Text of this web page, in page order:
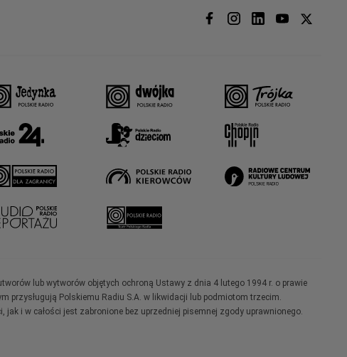
lub wytworów objętych ochroną Ustawy z dnia 4 lutego 1994 r. o prawie
przysługują Polskiemu Radiu S.A. w likwidacji lub podmiotom trzecim.
i w całości jest zabronione bez uprzedniej pisemnej zgody uprawnionego.